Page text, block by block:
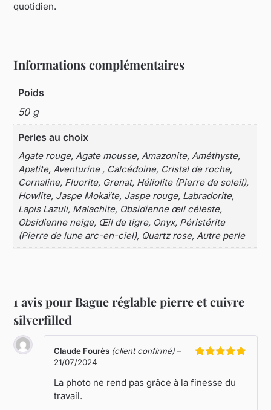
quotidien.
Informations complémentaires
Poids
50 g
Perles au choix
Agate rouge, Agate mousse, Amazonite, Améthyste,
Apatite, Aventurine , Calcédoine, Cristal de roche,
Cornaline, Fluorite, Grenat, Héliolite (Pierre de soleil),
Howlite, Jaspe Mokaïte, Jaspe rouge, Labradorite,
Lapis Lazuli, Malachite, Obsidienne œil céleste,
Obsidienne neige, Œil de tigre, Onyx, Péristérite
(Pierre de lune arc-en-ciel), Quartz rose, Autre perle
1 avis pourBague réglable pierre et cuivre
silverfilled
Claude Fourès (client confirmé) –
21/07/2024
La photo ne rend pas grâce à la finesse du
travail.